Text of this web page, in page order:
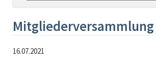
überspringen
Mitgliederversammlung
16.07.2021